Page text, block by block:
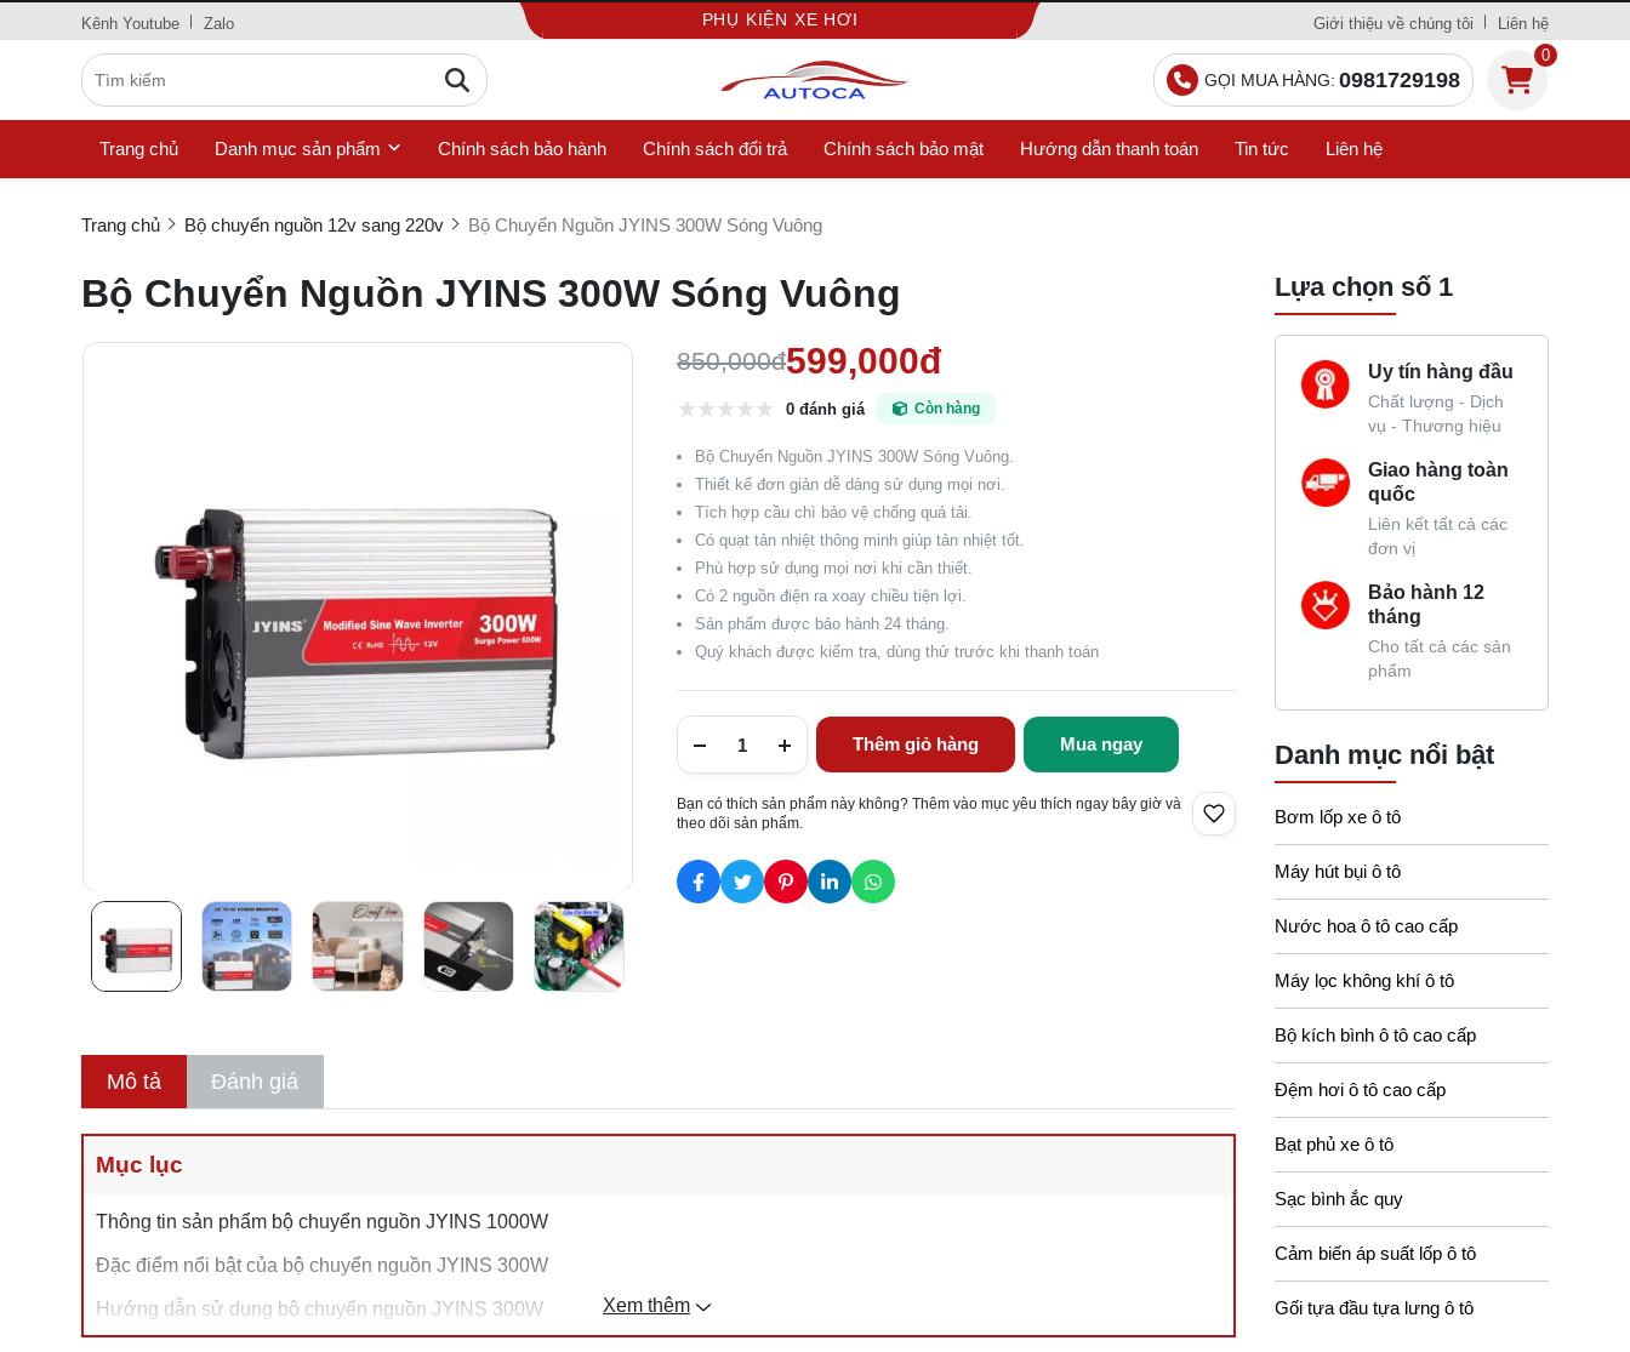
Kênh Youtube Zalo PHỤ KIỆN XE HƠI Giới thiệu về chúng tôi Liên hệ
GỌI MUA HÀNG: 0981729198
0
Trang chủ Danh mục sản phẩm Chính sách bảo hành Chính sách đổi trả Chính sách bảo mật Hướng dẫn thanh toán Tin tức Liên hệ
Trang chủ Bộ chuyển nguồn 12v sang 220v Bộ Chuyển Nguồn JYINS 300W Sóng Vuông
Bộ Chuyển Nguồn JYINS 300W Sóng Vuông
850,000đ599,000đ
0 đánh giá Còn hàng
Bộ Chuyển Nguồn JYINS 300W Sóng Vuông.
Thiết kế đơn giản dễ dàng sử dụng mọi nơi.
Tích hợp cầu chì bảo vệ chống quá tải.
Có quạt tản nhiệt thông minh giúp tản nhiệt tốt.
Phù hợp sử dụng mọi nơi khi cần thiết.
Có 2 nguồn điện ra xoay chiều tiện lợi.
Sản phẩm được bảo hành 24 tháng.
Quý khách được kiểm tra, dùng thử trước khi thanh toán
Thêm giỏ hàng Mua ngay
Bạn có thích sản phẩm này không? Thêm vào mục yêu thích ngay bây giờ và
theo dõi sản phẩm.
Mô tả Đánh giá
Mục lục
Thông tin sản phẩm bộ chuyển nguồn JYINS 1000W
Đặc điểm nổi bật của bộ chuyển nguồn JYINS 300W
Hướng dẫn sử dụng bộ chuyển nguồn JYINS 300W Xem thêm
Lựa chọn số 1
Uy tín hàng đầu
Chất lượng - Dịch
vụ - Thương hiệu
Giao hàng toàn
quốc
Liên kết tất cả các
đơn vị
Bảo hành 12
tháng
Cho tất cả các sản
phẩm
Danh mục nổi bật
Bơm lốp xe ô tô
Máy hút bụi ô tô
Nước hoa ô tô cao cấp
Máy lọc không khí ô tô
Bộ kích bình ô tô cao cấp
Đệm hơi ô tô cao cấp
Bạt phủ xe ô tô
Sạc bình ắc quy
Cảm biến áp suất lốp ô tô
Gối tựa đầu tựa lưng ô tô